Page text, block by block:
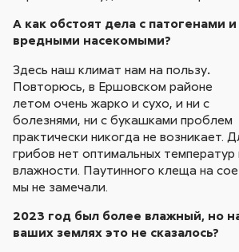
А как обстоят дела с патогенами и
вредными насекомыми?
Здесь наш климат нам на пользу.
Повторюсь, в Ершовском районе
летом очень жарко и сухо, и ни с
болезнями, ни с букашками проблем
практически никогда не возникает.
грибов нет оптимальных температур
влажности. Паутинного клеща на сое
мы не замечали.
2023 год был более влажный, но
ваших землях это не сказалось?